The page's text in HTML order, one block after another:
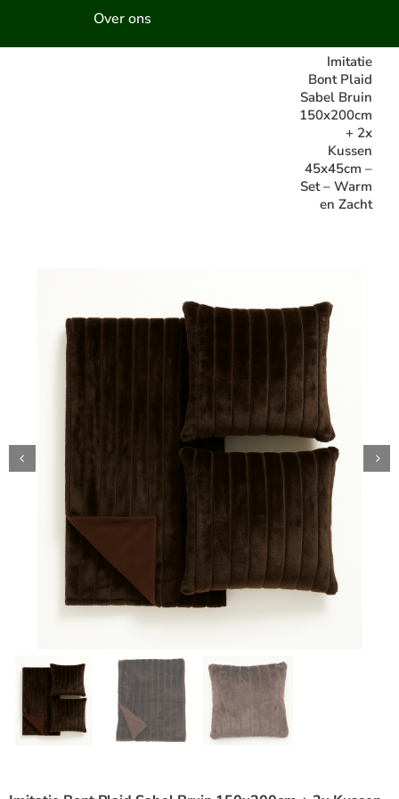
Over ons
Imitatie
Bont Plaid
Sabel Bruin
150x200cm
+ 2x
Kussen
45x45cm –
Set – Warm
en Zacht